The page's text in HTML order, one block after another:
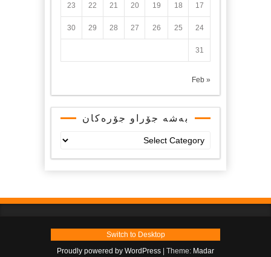
17
18
19
20
21
22
23
24
25
26
27
28
29
30
31
« Feb
بەشە جۆراو جۆرەکان
جۆرەکان
Switch to Desktop
Proudly powered by WordPress
Theme: Madar